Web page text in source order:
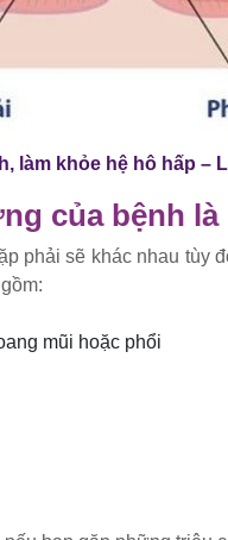
làm khỏe hệ hô hấp –
của bệnh là
phải sẽ khác nhau tùy
mũi hoặc phổi